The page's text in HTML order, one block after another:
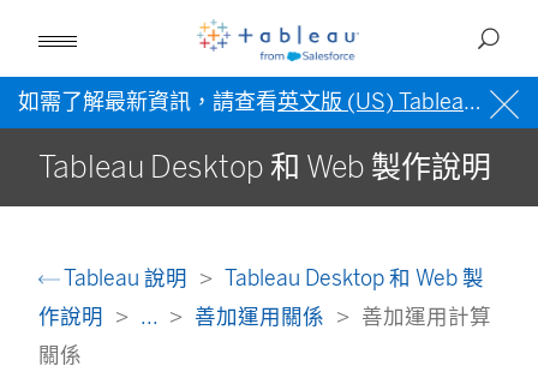
如需了解最新資訊，請查看英文版 (US) Tableau 說明
Tableau Desktop 和 Web 製作說明
Tableau 說明
Tableau Desktop 和 Web 製
作說明
... 善加運用關係
善加運用計算
關係